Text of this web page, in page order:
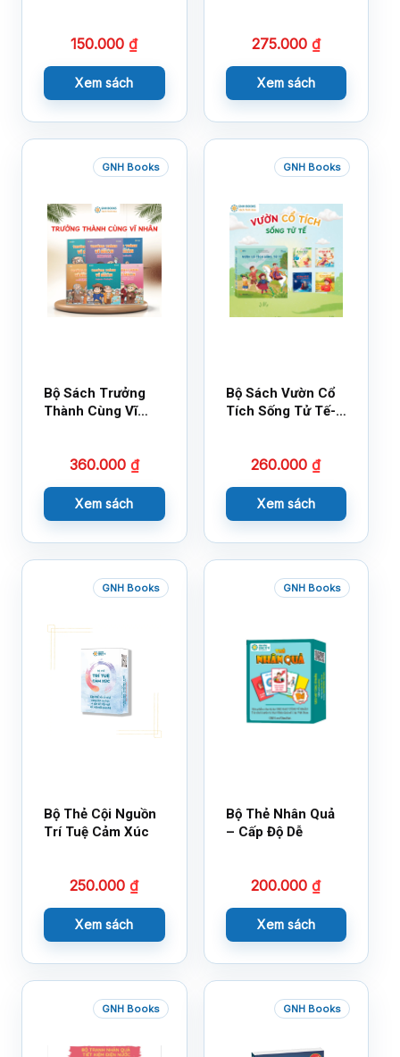
150.000₫
Xem sách
275.000 ₫
Xem sách
GNH Books
Bộ Sách Trưởng
Thành Cùng Vĩ
360.000 ₫
Xem sách
GNH Books
Bộ Sách Vườn Cổ
Tích Sống Tử Tế-
260.000₫
Xem sách
GNH Books
Bộ Thẻ Cội Nguồn
Trí Tuệ Cảm Xúc
250.000₫
Xem sách
GNH Books
Bộ Thẻ Nhân Quả
– Cấp Độ Dễ
200.000₫
Xem sách
GNH Books GNH Books